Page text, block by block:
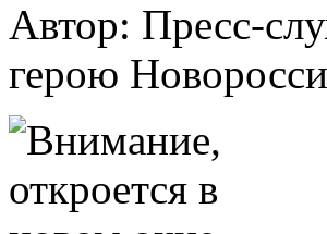
Автор: Пресс-
герою